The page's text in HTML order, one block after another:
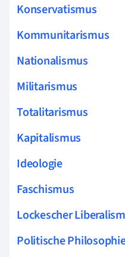
Konservatismus
Kommunitarismus
Nationalismus
Militarismus
Totalitarismus
Kapitalismus
Ideologie
Faschismus
Lockescher
Politische